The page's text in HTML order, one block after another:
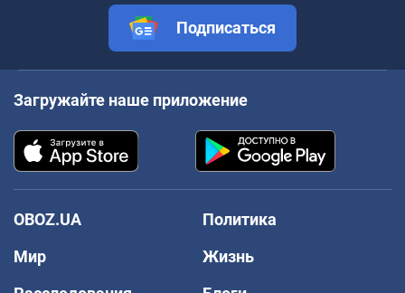
Подписаться
Загружайте наше приложение
OBOZ.UA
Политика
Мир
Жизнь